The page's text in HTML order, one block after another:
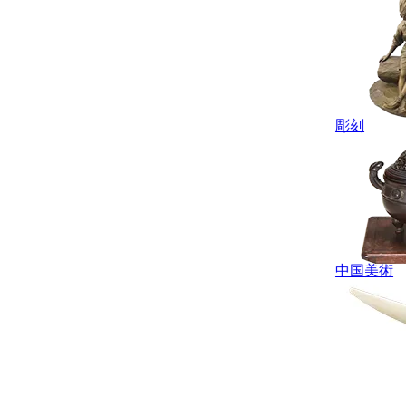
彫刻
中国美術